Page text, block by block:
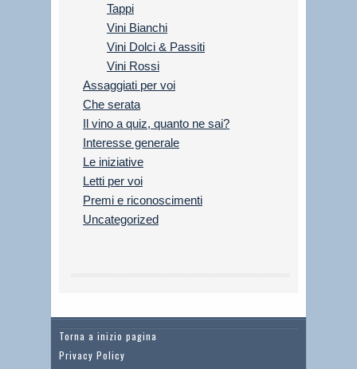
Tappi
Vini Bianchi
Vini Dolci & Passiti
Vini Rossi
Assaggiati per voi
Che serata
Il vino a quiz, quanto ne sai?
Interesse generale
Le iniziative
Letti per voi
Premi e riconoscimenti
Uncategorized
Torna a inizio pagina
Privacy Policy